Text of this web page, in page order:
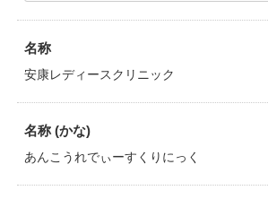
名称
安康レディースクリニック
名称 (かな)
あんこうれでぃーすくりにっく